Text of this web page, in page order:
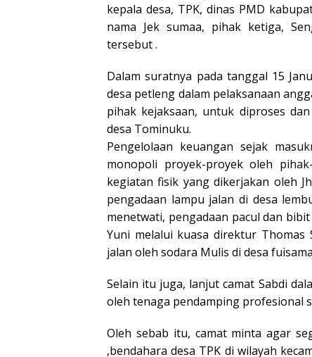
kepala desa, TPK, dinas PMD
nama Jek sumaa, pihak ketiga,
tersebut .
Dalam suratnya pada tanggal 15
desa petleng dalam pelaksanaan
pihak kejaksaan, untuk diproses
desa Tominuku.
Pengelolaan keuangan sejak
monopoli proyek-proyek oleh
kegiatan fisik yang dikerjakan oleh
pengadaan lampu jalan di desa
menetwati, pengadaan pacul dan
Yuni melalui kuasa direktur Thomas
jalan oleh sodara Mulis di desa
Selain itu juga, lanjut camat Sabdi
oleh tenaga pendamping profesional
Oleh sebab itu, camat minta agar
,bendahara desa TPK di wilayah